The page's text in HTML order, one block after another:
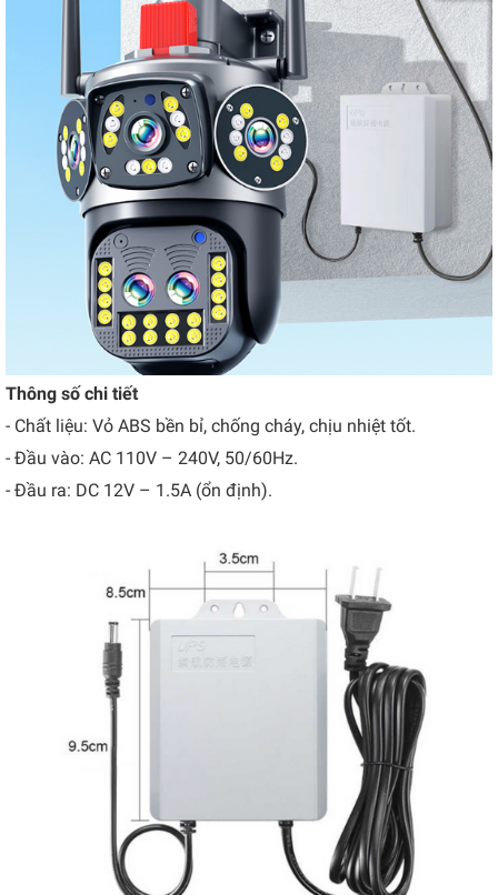
Thông số chi tiết
- Chất liệu: Vỏ ABS bền bỉ, chống cháy, chịu nhiệt tốt.
- Đầu vào: AC 110V – 240V, 50/60Hz.
- Đầu ra: DC 12V – 1.5A (ổn định).